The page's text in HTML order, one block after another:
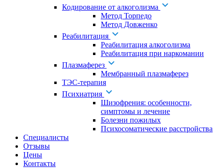
Кодирование от алкоголизма
Метод Торпедо
Метод Довженко
Реабилитация
Реабилитация алкоголизма
Реабилитация при наркомании
Плазмаферез
Мембранный плазмаферез
ТЭС-терапия
Психиатрия
Шизофрения: особенности,
симптомы и лечение
Болезни пожилых
Психосоматические расстройства
Специалисты
Отзывы
Цены
Контакты